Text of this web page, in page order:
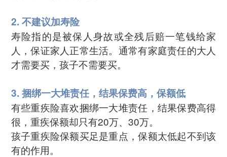
2. 不建议加寿险
寿险指的是被保人身故或全残后赔一笔钱给家
人，保证家人正常生活。通常有家庭责任的大人
才需要买，孩子不需要买。
3. 捆绑一大堆责任，结果保费高，保额低
有些重疾险喜欢捆绑一大堆责任，结果保费高得
很，重疾保额却只有20万、30万。
孩子重疾险保额买足是重点，保额太低起不到该
有的作用。